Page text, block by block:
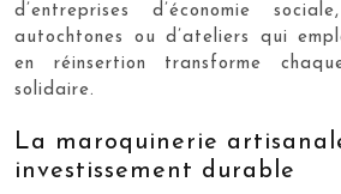
d’entreprises d’économie
autochtones ou d’ateliers qui
en réinsertion transforme
solidaire.
La maroquinerie
investissement durable